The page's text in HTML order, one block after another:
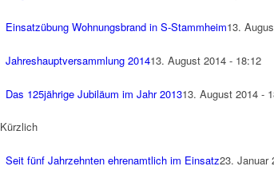
Einsatzübung Wohnungsbrand in S-Stammheim13.
Jahreshauptversammlung 201413. August 2014 - 18:12
Das 125jährige Jubiläum im Jahr 201313. August 2014 -
Kürzlich
Seit fünf Jahrzehnten ehrenamtlich im Einsatz23. Januar